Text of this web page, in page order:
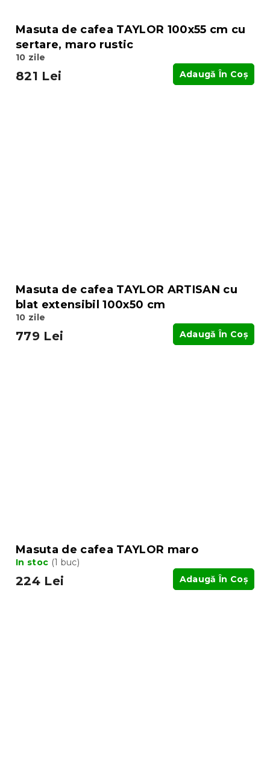
Masuta de cafea TAYLOR 100x55 cm cu
sertare, maro rustic
10 zile
821 Lei Adaugă În Coş
Masuta de cafea TAYLOR ARTISAN cu
blat extensibil 100x50 cm
10 zile
779 Lei Adaugă În Coş
Masuta de cafea TAYLOR maro
In stoc (1 buc)
224 Lei Adaugă În Coş